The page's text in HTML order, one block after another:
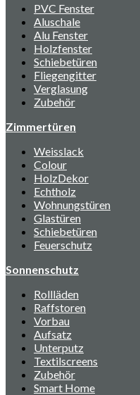
PVC Fenster
Aluschale
Alu Fenster
Holzfenster
Schiebetüren
Fliegengitter
Verglasung
Zubehör
Zimmertüren
Weisslack
Colour
HolzDekor
Echtholz
Wohnungstüren
Glastüren
Schiebetüren
Feuerschutz
Sonnenschutz
Rollläden
Raffstoren
Vorbau
Aufsatz
Unterputz
Textilscreens
Zubehör
Smart Home